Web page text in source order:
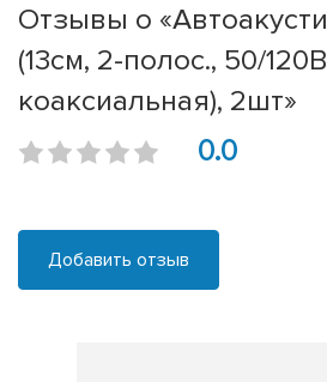
Отзывы о
(13см, 2-полос., 50/
коаксиальная), 2шт»
0.0
Добавить отзыв